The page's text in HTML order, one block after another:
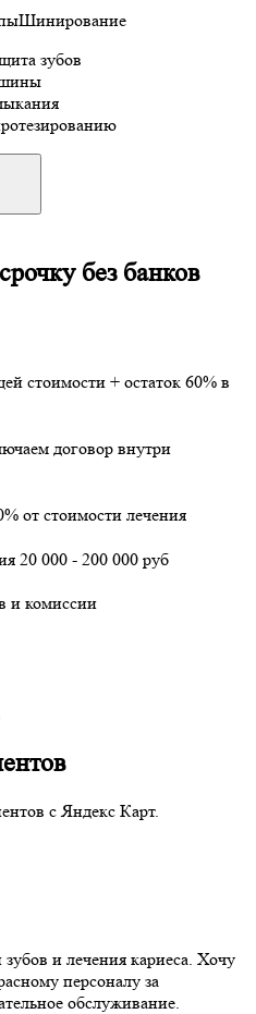
Шинирование
зубов
без банков
стоимости + остаток 60% в
договор внутри
от стоимости лечения
20 000 - 200 000 руб
и комиссии
с Яндекс Карт.
и лечения кариеса. Хочу
персоналу за
обслуживание.